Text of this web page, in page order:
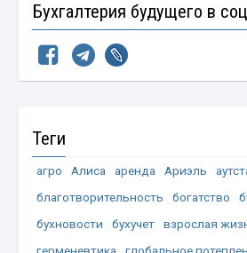
Бухгалтерия будущего в
Теги
агро Алиса аренда Ариэль
благотворительность
богатство
бухновости
бухучет взрослая